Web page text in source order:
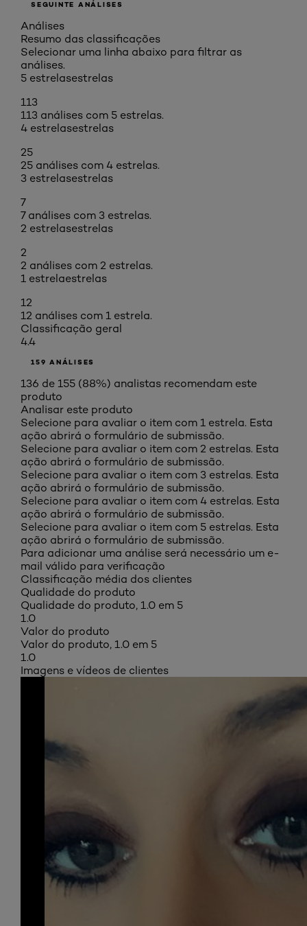
SEGUINTE ANÁLISES
Análises
Resumo das classificações
Selecionar uma linha abaixo para filtrar as
análises.
5 estrelasestrelas
113
113 análises com 5 estrelas.
4 estrelasestrelas
25
25 análises com 4 estrelas.
3 estrelasestrelas
7
7 análises com 3 estrelas.
2 estrelasestrelas
2
2 análises com 2 estrelas.
1 estrelaestrelas
12
12 análises com 1 estrela.
Classificação geral
4.4
159 ANÁLISES
136 de 155 (88%) analistas recomendam este
produto
Analisar este produto
Selecione para avaliar o item com 1 estrela. Esta
ação abrirá o formulário de submissão.
Selecione para avaliar o item com 2 estrelas. Esta
ação abrirá o formulário de submissão.
Selecione para avaliar o item com 3 estrelas. Esta
ação abrirá o formulário de submissão.
Selecione para avaliar o item com 4 estrelas. Esta
ação abrirá o formulário de submissão.
Selecione para avaliar o item com 5 estrelas. Esta
ação abrirá o formulário de submissão.
Para adicionar uma análise será necessário um e-
mail válido para verificação
Classificação média dos clientes
Qualidade do produto
Qualidade do produto, 1.0 em 5
1.0
Valor do produto
Valor do produto, 1.0 em 5
1.0
Imagens e vídeos de clientes